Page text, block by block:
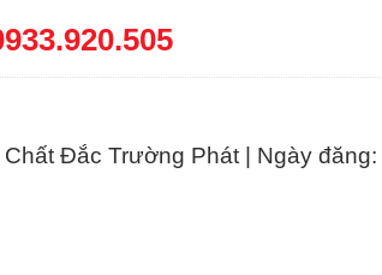
Đắc Trường Phát | Ngày đăng: